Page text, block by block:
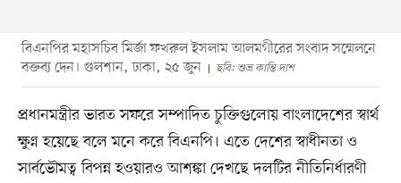
বিএনপির মহাসচিব মির্জা ফখরুল ইসলাম আলমগীরের সংবাদ সম্মেলনে
বক্তব্য দেন। গুলশান, ঢাকা, ২৫ জুন
ছবি: শুভ্র কান্তি দাশ
প্রধানমন্ত্রীর ভারত সফরে সম্পাদিত চুক্তিগুলোয় বাংলাদেশের স্বার্থ
ক্ষুণ্ন হয়েছে বলে মনে করে বিএনপি। এতে দেশের স্বাধীনতা ও
সার্বভৌমত্ব বিপন্ন হওয়ারও আশঙ্কা দেখছে দলটির নীতিনির্ধারণী